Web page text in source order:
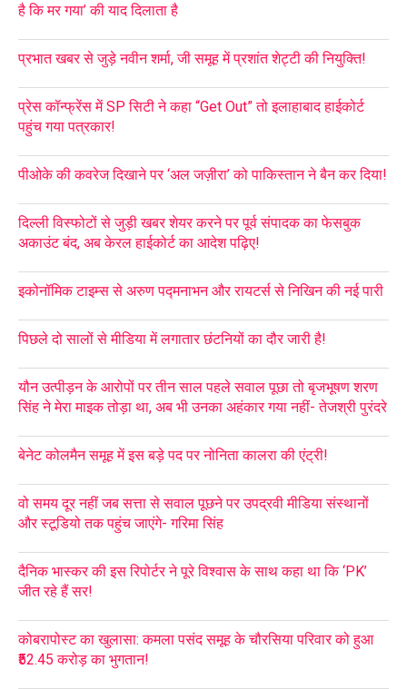
है कि मर गया’ की याद दिलाता है
प्रभात खबर से जुड़े नवीन शर्मा, जी समूह में प्रशांत शेट्टी की नियुक्ति!
प्रेस कॉन्फ्रेंस में SP सिटी ने कहा “Get Out” तो इलाहाबाद हाईकोर्ट
पहुंच गया पत्रकार!
पीओके की कवरेज दिखाने पर ‘अल जज़ीरा’ को पाकिस्तान ने बैन कर दिया!
दिल्ली विस्फोटों से जुड़ी खबर शेयर करने पर पूर्व संपादक का फेसबुक
अकाउंट बंद, अब केरल हाईकोर्ट का आदेश पढ़िए!
इकोनॉमिक टाइम्स से अरुण पद्मनाभन और रायटर्स से निखिन की नई पारी
पिछले दो सालों से मीडिया में लगातार छंटनियों का दौर जारी है!
यौन उत्पीड़न के आरोपों पर तीन साल पहले सवाल पूछा तो बृजभूषण शरण
सिंह ने मेरा माइक तोड़ा था, अब भी उनका अहंकार गया नहीं- तेजश्री पुरंदरे
बेनेट कोलमैन समूह में इस बड़े पद पर नोनिता कालरा की एंट्री!
वो समय दूर नहीं जब सत्ता से सवाल पूछने पर उपद्रवी मीडिया संस्थानों
और स्टूडियो तक पहुंच जाएंगे- गरिमा सिंह
दैनिक भास्कर की इस रिपोर्टर ने पूरे विश्वास के साथ कहा था कि ‘PK’
जीत रहे हैं सर!
कोबरापोस्ट का खुलासा: कमला पसंद समूह के चौरसिया परिवार को हुआ
₹52.45 करोड़ का भुगतान!